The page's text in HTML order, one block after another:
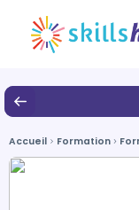
Accueil Formation